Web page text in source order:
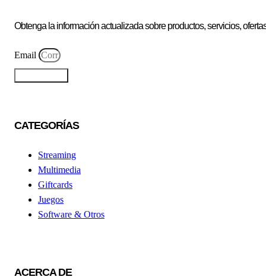
Obtenga la información actualizada sobre productos, servicios,
Email
CATEGORÍAS
Streaming
Multimedia
Giftcards
Juegos
Software & Otros
ACERCA DE